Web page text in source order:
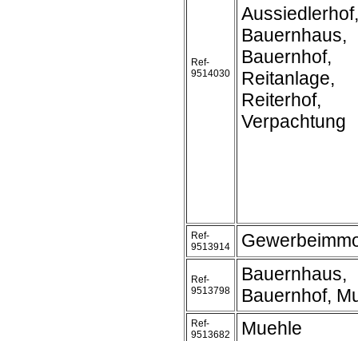
Ref-
9514030
Aussiedlerhof,
Bauernhaus,
Bauernhof,
Reitanlage,
Reiterhof,
Verpachtung
Ref-
9513914
Ref-
9513798
Bauernhaus,
Bauernhof,
Ref-
9513682
Muehle